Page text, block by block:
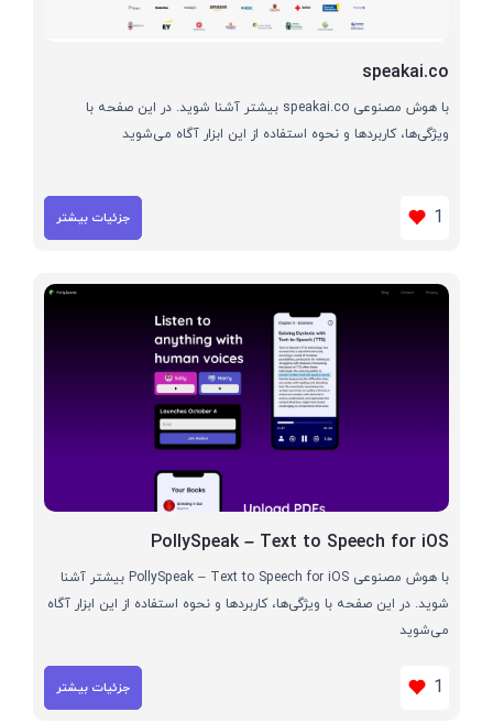
speakai.co
با هوش مصنوعی speakai.co بیشتر آشنا شوید. در این صفحه با
ویژگی‌ها، کاربردها و نحوه استفاده از این ابزار آگاه می‌شوید
1 جزئیات بیشتر
PollySpeak – Text to Speech for iOS
با هوش مصنوعی PollySpeak – Text to Speech for iOS بیشتر آشنا
شوید. در این صفحه با ویژگی‌ها، کاربردها و نحوه استفاده از این ابزار آگاه
می‌شوید
1 جزئیات بیشتر